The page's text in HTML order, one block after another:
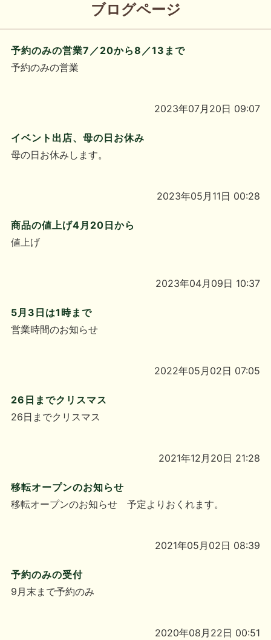
ブログページ
予約のみの営業7／20から8／13まで
予約のみの営業
2023年07月20日 09:07
イベント出店、母の日お休み
母の日お休みします。
2023年05月11日 00:28
商品の値上げ4月20日から
値上げ
2023年04月09日 10:37
5月3日は1時まで
営業時間のお知らせ
2022年05月02日 07:05
26日までクリスマス
26日までクリスマス
2021年12月20日 21:28
移転オープンのお知らせ
移転オープンのお知らせ 予定よりおくれます。
2021年05月02日 08:39
予約のみの受付
9月末まで予約のみ
2020年08月22日 00:51